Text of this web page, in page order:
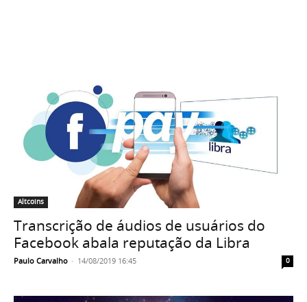
Altcoins
Transcrição de áudios de usuários do
Facebook abala reputação da Libra
Paulo Carvalho - 14/08/2019 16:45 0